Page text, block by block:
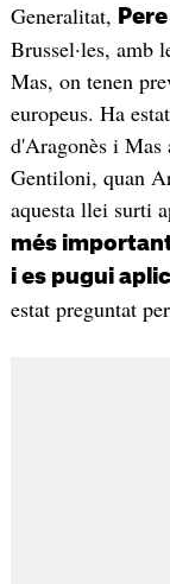
Generalitat,
Brussel·les, amb
Mas, on tenen
europeus. Ha
d'Aragonès i Mas
Gentiloni, quan
aquesta llei surti
més
i es pugui
estat preguntat